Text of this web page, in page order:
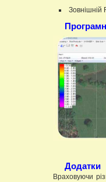
Зовнішній
Додатки
Враховуючи